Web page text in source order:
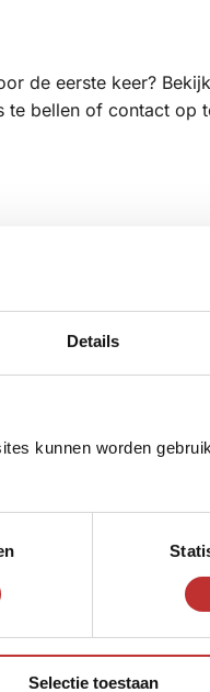
Details
kunnen worden
Selectie toestaan
de eerste keer?
te bellen of contact op
fraaier vind.
met wel 60
instant. Door
blijven plakken. Ook
de aarde is, kan de
toxine of andere
Shungite